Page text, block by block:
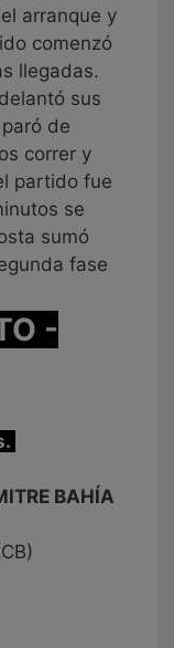
arranque y
comenzó
llegadas.
sus
de
correr y
partido fue
se
sumó
fase
-
BAHÍA